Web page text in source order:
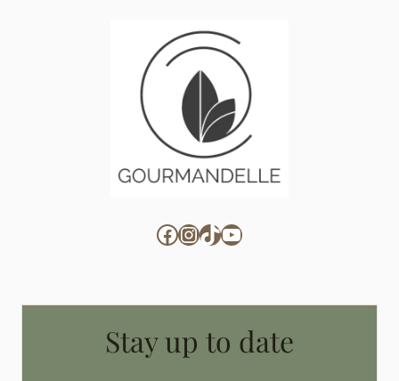
Facebook
Instagram
TikTok
YouTube
Stay up to date